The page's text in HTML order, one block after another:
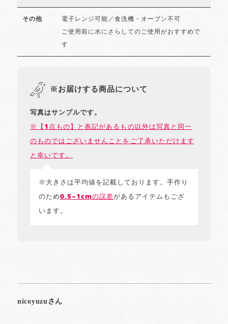
その他 電子レンジ可能／食洗機・オーブン不可
ご使用前に水にさらしてのご使用がおすすめで
す
※お届けする商品について
写真はサンプルです。
※【1点もの】と表記があるもの以外は写真と同一
のものではございませんことをご了承いただけます
と幸いです。
※大きさは平均値を記載しております。手作り
のため0.5~1cmの誤差があるアイテムもござ
います。